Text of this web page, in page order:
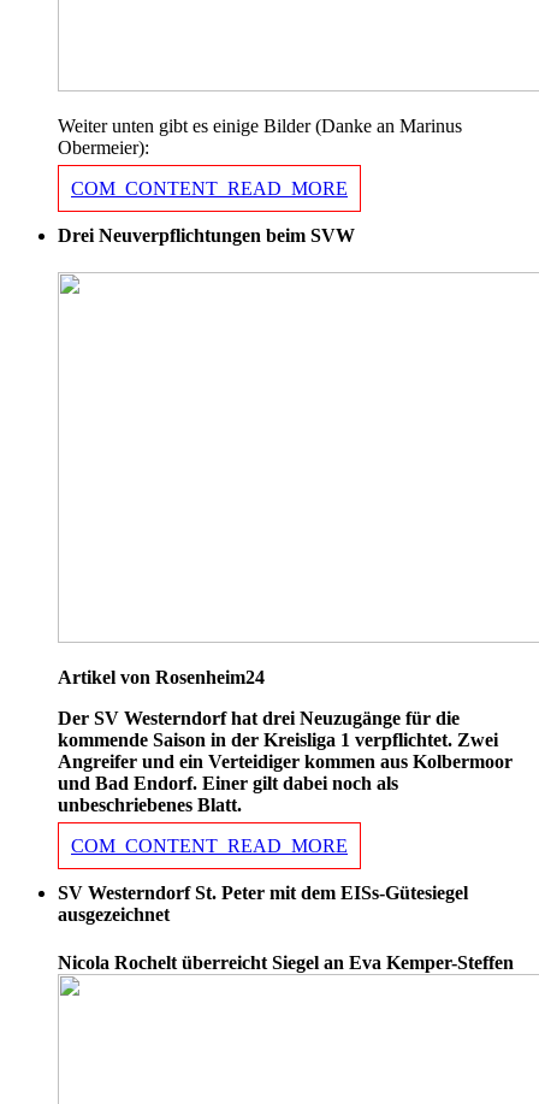
Weiter unten gibt es einige Bilder (Danke an Marinus
Obermeier):
COM_CONTENT_READ_MORE
Drei Neuverpflichtungen beim SVW
Artikel von Rosenheim24
Der SV Westerndorf hat drei Neuzugänge für die
kommende Saison in der Kreisliga 1 verpflichtet. Zwei
Angreifer und ein Verteidiger kommen aus Kolbermoor
und Bad Endorf. Einer gilt dabei noch als
unbeschriebenes Blatt.
COM_CONTENT_READ_MORE
SV Westerndorf St. Peter mit dem EISs-Gütesiegel
ausgezeichnet
Nicola Rochelt überreicht Siegel an Eva Kemper-Steffen